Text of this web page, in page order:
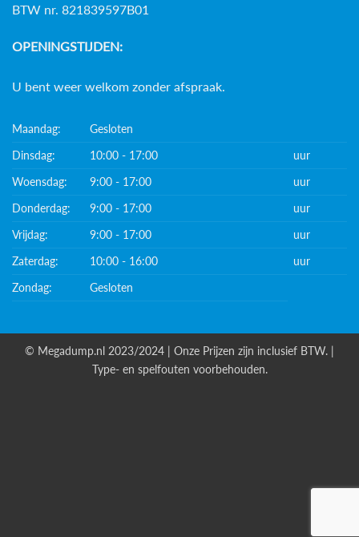
BTW nr. 821839597B01
OPENINGSTIJDEN:
U bent weer welkom zonder afspraak.
Maandag:
Gesloten
Dinsdag:
10:00 - 17:00
uur
Woensdag:
9:00 - 17:00
uur
Donderdag:
9:00 - 17:00
uur
Vrijdag:
9:00 - 17:00
uur
Zaterdag:
10:00 - 16:00
uur
Zondag:
Gesloten
© Megadump.nl 2023/2024 | Onze Prijzen zijn inclusief BTW. |
Type- en spelfouten voorbehouden.